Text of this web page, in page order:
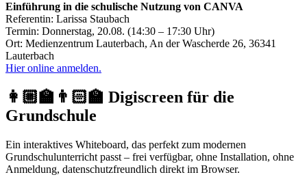
Einführung in die schulische Nutzung von CANVA
Referentin: Larissa Staubach
Termin: Donnerstag, 20.08. (14:30 – 17:30 Uhr)
Ort: Medienzentrum Lauterbach, An der Wascherde 26, 36341
Lauterbach
Hier online anmelden.
👩🏼‍🏫👨🏻‍🏫 Digiscreen für die
Grundschule
Ein interaktives Whiteboard, das perfekt zum modernen
Grundschulunterricht passt – frei verfügbar, ohne Installation, ohne
Anmeldung, datenschutzfreundlich direkt im Browser.